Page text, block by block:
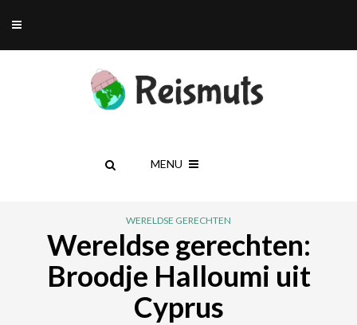
MENU
WERELDSE GERECHTEN
Wereldse gerechten:
Broodje Halloumi uit
Cyprus